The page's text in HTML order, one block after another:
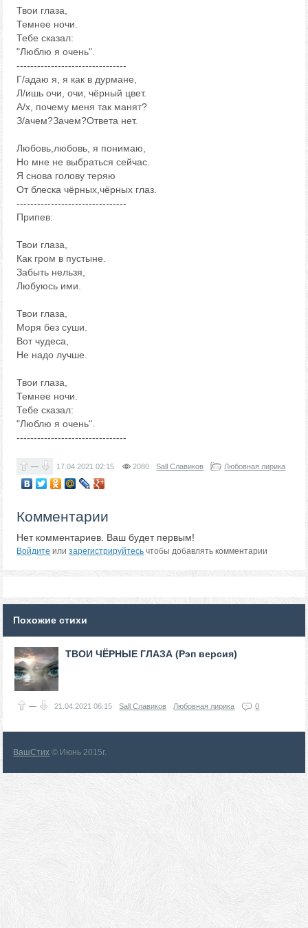
Твои глаза,
Темнее ночи.
Тебе сказал:
"Люблю я очень".
--------------------------------
Г/адаю я, я как в дурмане,
Л/ишь очи, очи, чёрный цвет.
А/х, почему меня так манят?
З/ачем?Зачем?Ответа нет.
Любовь,любовь, я понимаю,
Но мне не выбраться сейчас.
Я снова голову теряю
От блеска чёрных,чёрных глаз.
--------------------------------
Припев:
Твои глаза,
Как гром в пустыне.
Забыть нельзя,
Любуюсь ими.
Твои глаза,
Моря без суши.
Вот чудеса,
Не надо лучше.
Твои глаза,
Темнее ночи.
Тебе сказал:
"Люблю я очень".
--------------------------------
— 17.04.202102:15 2080 Sall Славиков Любовная лирика
Комментарии
Нет комментариев. Ваш будет первым!
Войдите илизарегистрируйтесь чтобы добавлять комментарии
Похожие стихи
ТВОИ ЧЁРНЫЕ ГЛАЗА (Рэп версия)
— 21.04.202106:15 Sall Славиков Любовная лирика 0
ВашСтих © Июнь 2015г.